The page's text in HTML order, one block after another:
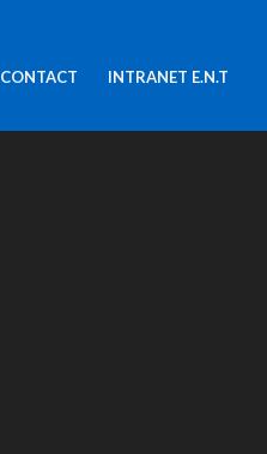
CONTACT INTRANET E.N.T